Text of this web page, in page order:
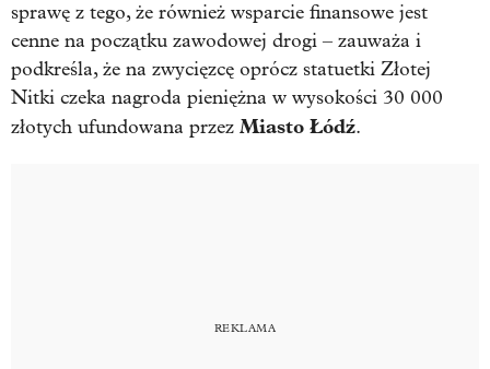
sprawę z tego, że również wsparcie finansowe jest
cenne na początku zawodowej drogi – zauważa i
podkreśla, że na zwycięzcę oprócz statuetki Złotej
Nitki czeka nagroda pieniężna w wysokości 30 000
złotych ufundowana przez Miasto Łódź.